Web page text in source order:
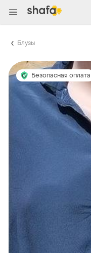
Блузы
Безопасная оплата